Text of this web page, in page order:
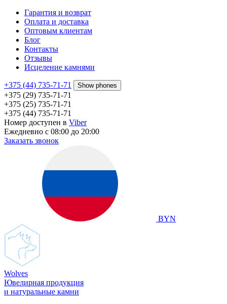
Гарантия и возврат
Оплата и доставка
Оптовым клиентам
Блог
Контакты
Отзывы
Исцеление камнями
+375 (44) 735-71-71 Show phones
+375 (29) 735-71-71
+375 (25) 735-71-71
+375 (44) 735-71-71
Номер доступен в Viber
Ежедневно с 08:00 до 20:00
Заказать звонок
BYN
Wolves
Ювелирная продукция
и натуральные камни